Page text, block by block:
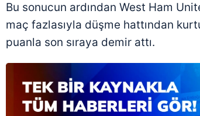
Bu sonucun ardından West Ham
maç fazlasıyla düşme hattından
puanla son sıraya demir attı.